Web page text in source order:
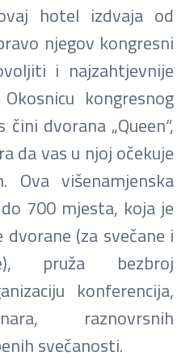
hotel izdvaja od
njegov kongresni
i najzahtjevnije
kongresnog
dvorana „Queen“,
da vas u njoj očekuje
Ova višenamjenska
700 mjesta, koja je
(za svečane i
pruža bezbroj
konferencija,
raznovrsnih
svečanosti.